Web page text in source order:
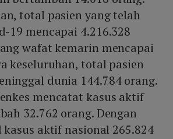
total pasien yang telah
19 mencapai 4.216.328
wafat kemarin mencapai
keseluruhan, total pasien
dunia 144.784 orang.
mencatat kasus aktif
32.762 orang. Dengan
aktif nasional 265.824